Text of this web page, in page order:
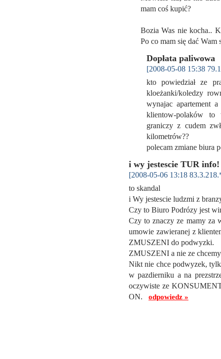
mam coś kupić?
Bozia Was nie kocha..
Po co mam się dać
Dopłata paliwowa
[2008-05-08 15:38
kto powiedział ze
kloeżanki/koledzy
wynajac apartement
klientow-polaków to
graniczy z cudem
kilometrów??
polecam zmiane biura
i wy jestescie TUR info!
[2008-05-06 13:18
to skandal
i Wy jestescie ludzmi z
Czy to Biuro Podrózy jest
Czy to znaczy ze mamy za
umowie zawieranej z
ZMUSZENI do podwyzki.
ZMUSZENI a nie ze chcemy
Nikt nie chce podwyzek,
w pazdierniku a na
oczywiste ze
ON. odpowiedz »